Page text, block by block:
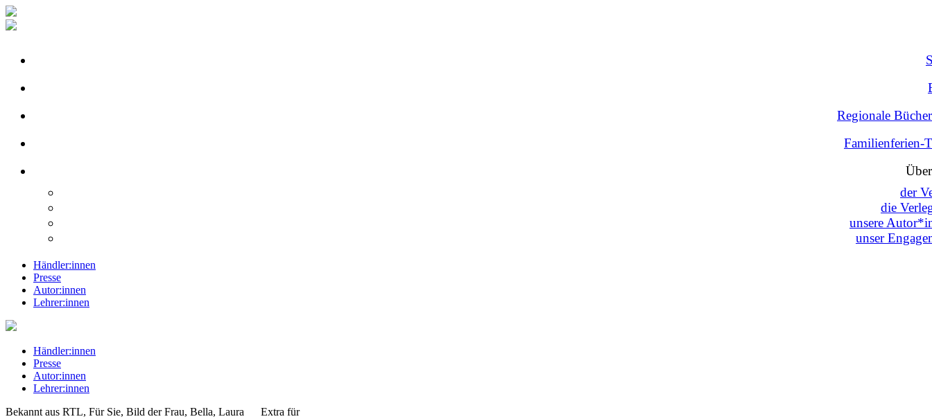
Regionale
Familienferien-
der
die
unsere
unser
Händler:innen
Presse
Autor:innen
Lehrer:innen
Händler:innen
Presse
Autor:innen
Lehrer:innen
Bekannt aus RTL, Für Sie, Bild der Frau, Bella, Laura Extra für